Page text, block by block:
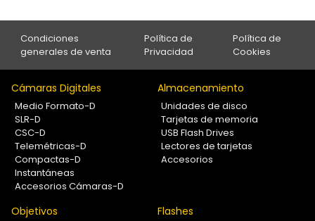
Condiciones
generales de venta
Política de
Privacidad
Política de
Cookies
Cámaras Digitales
Medio Formato-D
SLR-D
CSC-D
Telemétricas-D
Compactas-D
Instantáneas
Accesorios Cámaras-D
Almacenamiento
Unidades de disco
Tarjetas de memoria
USB Flash Drives
Lectores de tarjetas
Accesorios
Objetivos Flashes